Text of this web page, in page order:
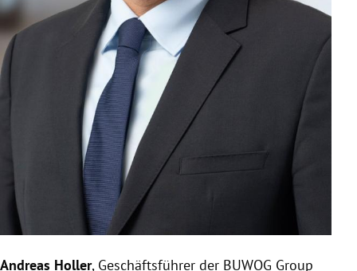
Andreas Holler, Geschäftsführer der BUWOG Group